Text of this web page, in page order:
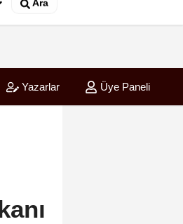
Ara
Yazarlar Üye Paneli